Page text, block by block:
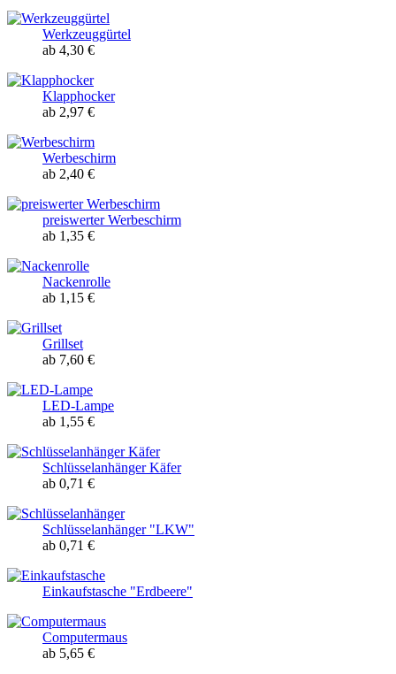
Werkzeuggürtel
ab 4,30 €
Klapphocker
ab 2,97 €
Werbeschirm
ab 2,40 €
preiswerter Werbeschirm
ab 1,35 €
Nackenrolle
ab 1,15 €
Grillset
ab 7,60 €
LED-Lampe
ab 1,55 €
Schlüsselanhänger Käfer
ab 0,71 €
Schlüsselanhänger "LKW"
ab 0,71 €
Einkaufstasche "Erdbeere"
Computermaus
ab 5,65 €